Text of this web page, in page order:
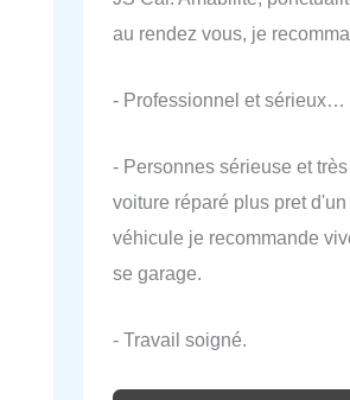
au rendez vous, je
- Professionnel et sérieux…
- Personnes sérieuse et
voiture réparé plus pret d'un
véhicule je recommande
se garage.
- Travail soigné.